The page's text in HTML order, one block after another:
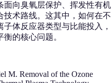
面向臭氧层保护、挥发性有机
术路线。这其中，如何在不
体反应器类型与比能投入，
的核心问题。
M. Removal of the Ozone